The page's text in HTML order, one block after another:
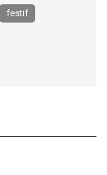
festif